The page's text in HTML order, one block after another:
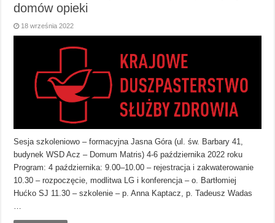
domów opieki
18 września 2022
Sesja szkoleniowo – formacyjna Jasna Góra (ul. św. Barbary 41,
budynek WSD Acz – Domum Matris) 4-6 października 2022 roku
Program: 4 października: 9.00–10.00 – rejestracja i zakwaterowanie
10.30 – rozpoczęcie, modlitwa LG i konferencja – o. Bartłomiej
Hućko SJ 11.30 – szkolenie – p. Anna Kaptacz, p. Tadeusz Wadas
…